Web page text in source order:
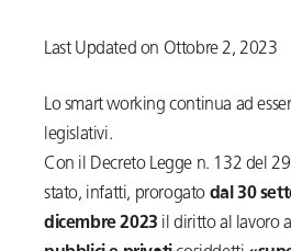
Last Updated on Ottobre 2, 2023
Lo smart working continua ad
legislativi.
Con il Decreto Legge n. 132 del
stato, infatti, prorogato dal 30
dicembre 2023 il diritto al lavoro